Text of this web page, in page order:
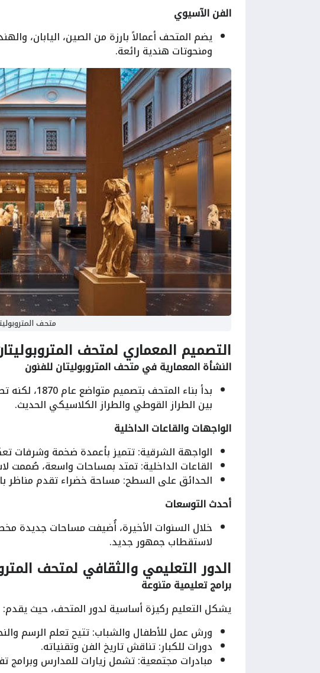
الفن الآسيوي
يضم المتحف أعمالاً بارزة من الصين، اليابان،
ومنحوتات هندية رائعة.
متحف
التصميم المعماري لمتحف
النشأة المعمارية في متحف المتروبوليتان للفنون
بدأ بناء
بين الطراز القوطي والطراز الكلاسيكي الحديث.
الواجهات والقاعات الداخلية
الواجهة الشرقية: تتميز بأعمدة ضخمة وشرفات
القاعات الداخلية: تمتد بمساحات واسعة، صُممت
الحدائق على السطح: مساحة خضراء تقدم مناظر
أحدث التوسعات
خلال السنوات الأخيرة، أُضيفت مساحات جديدة
لاستقطاب جمهور جديد.
الدور التعليمي والثقافي لمتحف
برامج تعليمية متنوعة
يشكل التعليم ركيزة أساسية لدور المتحف، حيث يقدم:
ورش عمل للأطفال والشباب: تتيح تعلم الرسم
دورات للكبار: تناقش تاريخ الفن وتقنياته.
مبادرات مجتمعية: تشمل زيارات للمدارس وبرامج